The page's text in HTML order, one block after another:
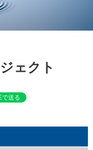
ェクト
で送る